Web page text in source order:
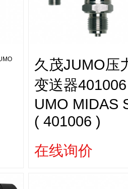
久茂JUMO压
变送器
UMO MIDAS
( 401006 )
在线询价